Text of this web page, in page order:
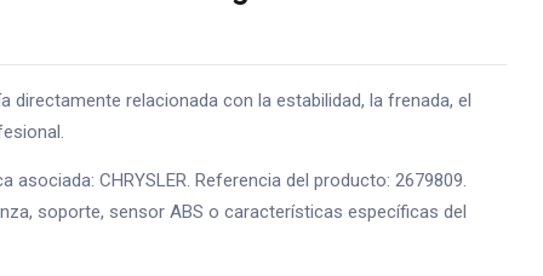
directamente relacionada con la estabilidad, la frenada, el
CHRYSLER. Referencia del producto: 2679809.
soporte, sensor ABS o características específicas del